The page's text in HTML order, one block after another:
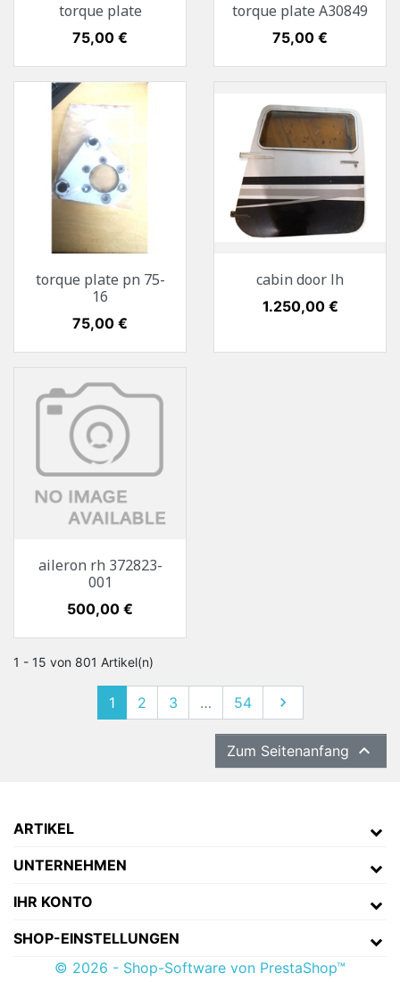
torque plate
Preis
75,00 €
torque plate A30849
Preis
75,00 €
torque plate pn 75-
16
Preis
75,00 €
cabin door lh
Preis
1.250,00 €
aileron rh 372823-
001
Preis
500,00 €
1 - 15 von 801 Artikel(n)
1 2 3 … 54 Weiter

Zum Seitenanfang 
ARTIKEL
UNTERNEHMEN
IHR KONTO
SHOP-EINSTELLUNGEN
© 2026 - Shop-Software von PrestaShop™